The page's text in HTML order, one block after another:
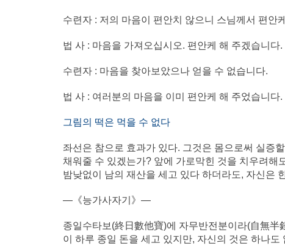
수련자 : 저의 마음이 편안치 않으니 스님께서 편안
법 사 : 마음을 가져오십시오. 편안케 해 주겠습니다.
수련자 : 마음을 찾아보았으나 얻을 수 없습니다.
법 사 : 여러분의 마음을 이미 편안케 해 주었습니다.
그림의 떡은 먹을 수 없다
좌선은 참으로 효과가 있다. 그것은 몸으로써 실증
채워줄 수 있겠는가? 앞에 가로막힌 것을 치우려해
밤낮없이 남의 재산을 세고 있다 하더라도, 자신은
―《능가사자기》―
종일수타보(終日數他寶)에 자무반전분이라(自無
이 하루 종일 돈을 세고 있지만, 자신의 것은 하나